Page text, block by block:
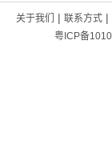
关于我们 | 联系方式|
粤ICP备